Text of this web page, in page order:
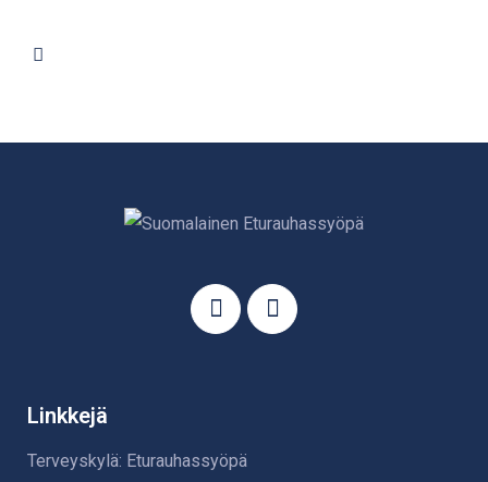
Linkkejä
Terveyskylä: Eturauhassyöpä